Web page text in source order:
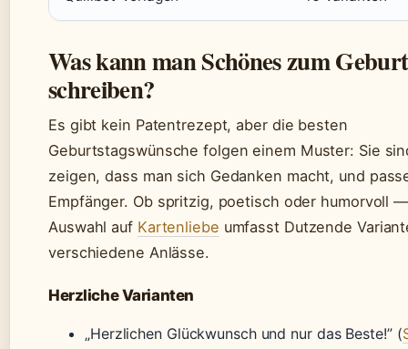
Was kann man Schönes zum
schreiben?
Es gibt kein Patentrezept, aber die besten
Geburtstagswünsche folgen einem Muster: Sie
zeigen, dass man sich Gedanken macht, und
Empfänger. Ob spritzig, poetisch oder humorvoll
Auswahl auf Kartenliebe umfasst Dutzende
verschiedene Anlässe.
Herzliche Varianten
„Herzlichen Glückwunsch und nur das Beste!” (